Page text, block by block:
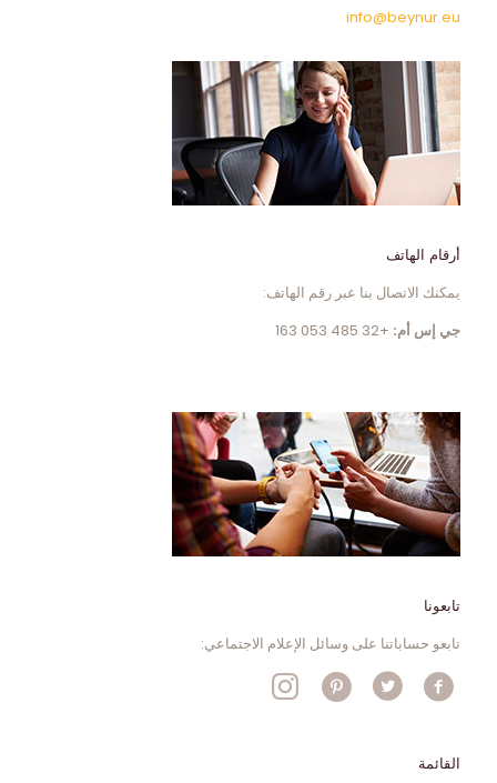
info@beynur.eu
أرقام الهاتف
يمكنك الاتصال بنا عبر رقم الهاتف:
جي إس أم: +32 485 053 163
تابعونا
تابعو حساباتنا على وسائل الإعلام الاجتماعي:
القائمة